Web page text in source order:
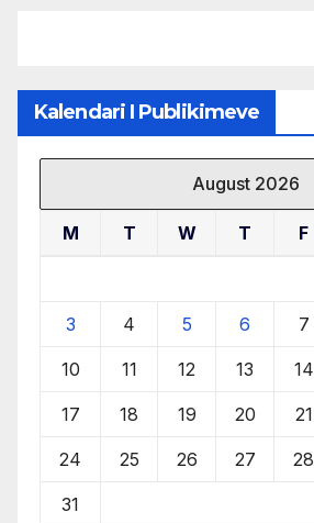
Kalendari I Publikimeve
August 2026
M T W T F
3 4 5 6 7
10 11 12 13 14
17 18 19 20 21
24 25 26 27 28
31